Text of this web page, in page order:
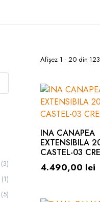
Afișez 1 - 20 din
INA CANAPEA
EXTENSIBILA
CASTEL-03
4.490,00 lei
(3)
(1)
(5)